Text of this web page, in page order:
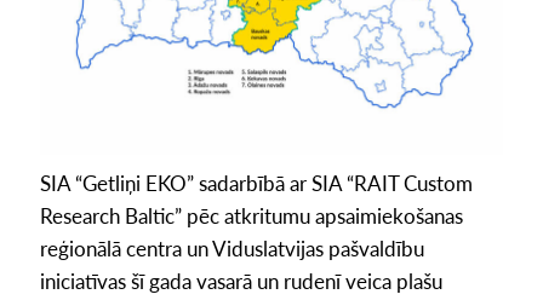
SIA “Getliņi EKO” sadarbībā ar SIA “RAIT Custom
Research Baltic” pēc atkritumu apsaimiekošanas
reģionālā centra un Viduslatvijas pašvaldību
iniciatīvas šī gada vasarā un rudenī veica plašu